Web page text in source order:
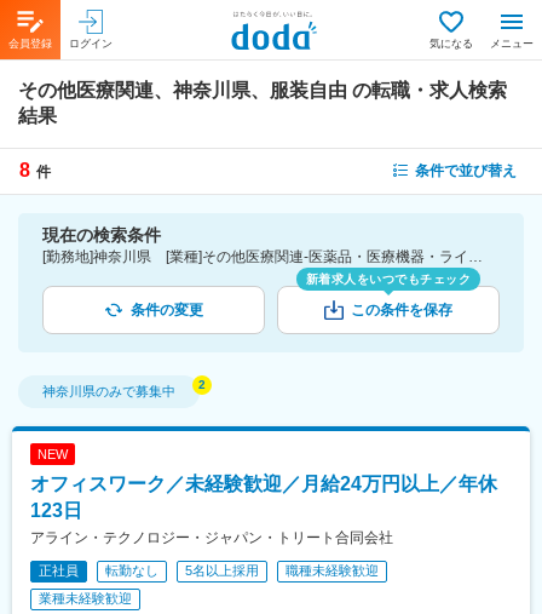
会員登録 ログイン 気になる メニュー
その他医療関連、神奈川県、服装自由 の転職・求人検索
結果
8 件 条件で並び替え
現在の検索条件
[勤務地]神奈川県 [業種]その他医療関連-医薬品・医療機器・ライフサイエンス・医療系サービス [詳細条件](会社・職場の環境)服装自由
条件の変更
新着求人をいつでもチェック
この条件を保存
神奈川県のみで募集中
NEW
オフィスワーク／未経験歓迎／月給24万円以上／年休
123日
アライン・テクノロジー・ジャパン・トリート合同会社
正社員 転勤なし 5名以上採用
職種未経験歓迎
業種未経験歓迎